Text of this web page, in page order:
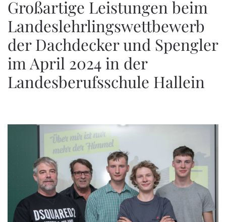
Großartige Leistungen beim
Landeslehrlingswettbewerb
der Dachdecker und Spengler
im April 2024 in der
Landesberufsschule Hallein